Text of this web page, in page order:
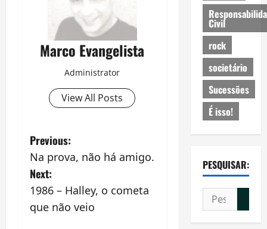
Marco Evangelista
Administrator
View All Posts
P
o
s
t
Previous:
Na prova, não há amigo.
Next:
1986 – Halley, o cometa
que não veio
Civil
rock
societário
Sucessões
É isso!
PESQUISAR:
Pesquisar
por: